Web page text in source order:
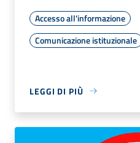
Accesso all'informazione
Comunicazione istituzionale
LEGGI DI PIÙ